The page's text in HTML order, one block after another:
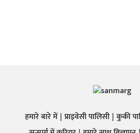
हमारे बारे में प्राइवेसी पालिसी कुकी